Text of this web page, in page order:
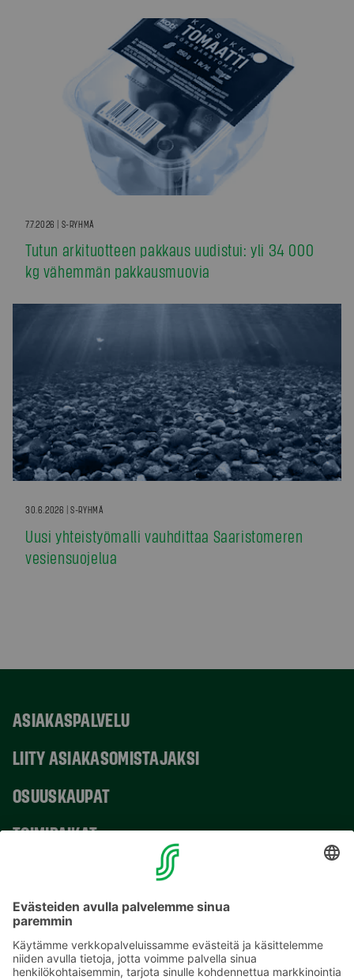
7.7.2026 | S-RYHMÄ
Tutun arkituotteen pakkaus uudistui: yli 34 000
kg vähemmän pakkausmuovia
30.6.2026 | S-RYHMÄ
Uusi yhteistyömalli vauhdittaa Saaristomeren
vesiensuojelua
ASIAKASPALVELU
LIITY ASIAKASOMISTAJAKSI
OSUUSKAUPAT
TOIMIPAIKAT